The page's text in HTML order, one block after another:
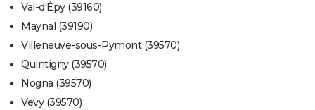
Val-d'Épy (39160)
Maynal (39190)
Villeneuve-sous-Pymont (39570)
Quintigny (39570)
Nogna (39570)
Vevy (39570)